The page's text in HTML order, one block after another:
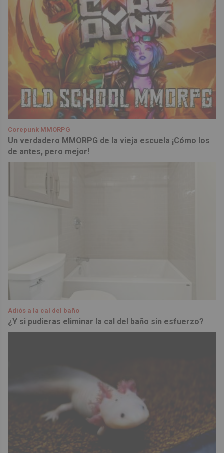
Corepunk MMORPG
Un verdadero MMORPG de la vieja escuela ¡Cómo los
de antes, pero mejor!
Adiós a la cal del baño
¿Y si pudieras eliminar la cal del baño sin esfuerzo?